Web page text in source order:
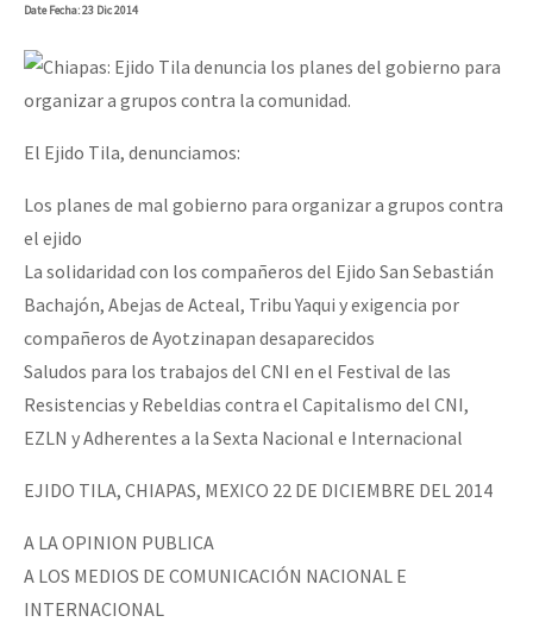
DateFecha: 23 Dic 2014
El Ejido Tila, denunciamos:
Los planes de mal gobierno para organizar a grupos contra
el ejido
La solidaridad con los compañeros del Ejido San Sebastián
Bachajón, Abejas de Acteal, Tribu Yaqui y exigencia por
compañeros de Ayotzinapan desaparecidos
Saludos para los trabajos del CNI en el Festival de las
Resistencias y Rebeldias contra el Capitalismo del CNI,
EZLN y Adherentes a la Sexta Nacional e Internacional
EJIDO TILA, CHIAPAS, MEXICO 22 DE DICIEMBRE DEL 2014
A LA OPINION PUBLICA
A LOS MEDIOS DE COMUNICACIÓN NACIONAL E
INTERNACIONAL